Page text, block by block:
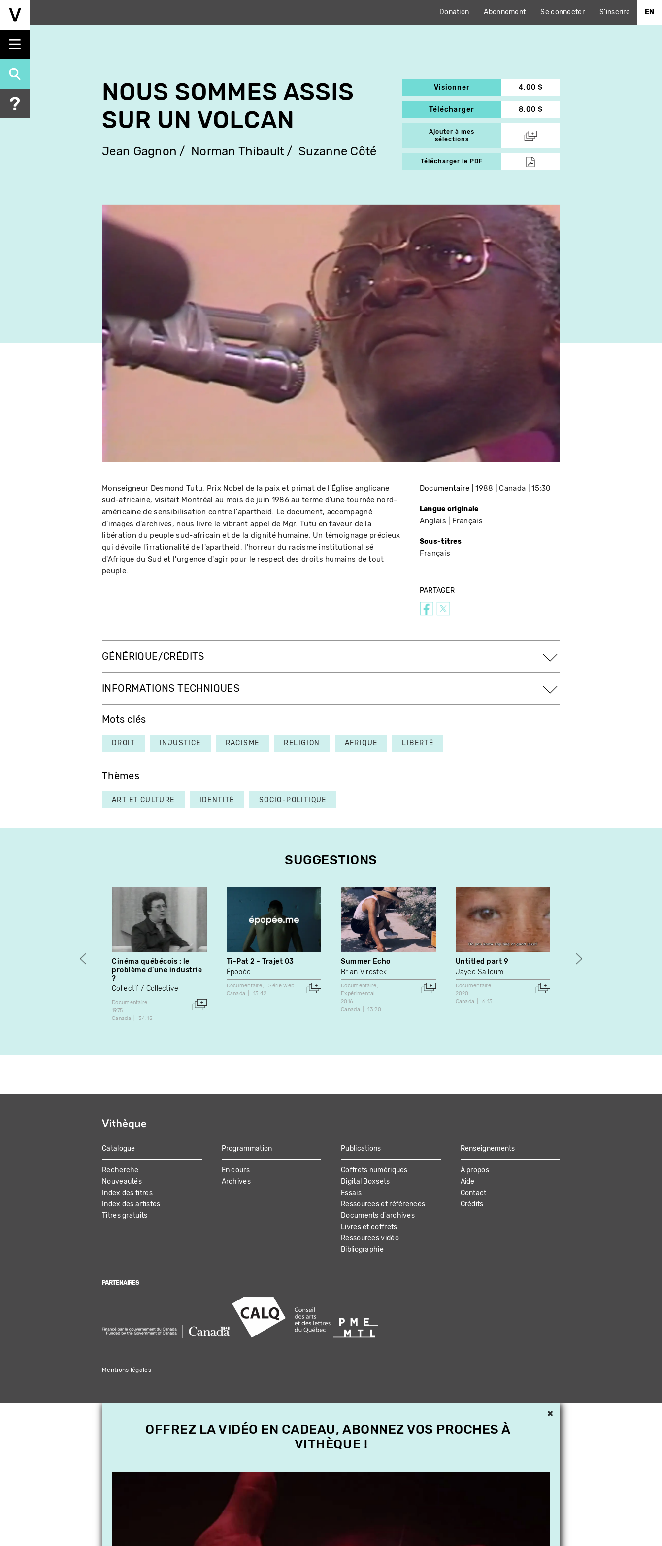
Aller
principal
Donation Abonnement Se connecter S'inscrire EN
NOUS SOMMES ASSIS
SUR UN VOLCAN
Jean Gagnon Norman Thibault Suzanne Côté
Visionner 4,00 $
Télécharger 8,00 $
Ajouter à mes
sélections
Télécharger le PDF
Monseigneur Desmond Tutu, Prix Nobel de la paix et primat de l'Église anglicane
sud-africaine, visitait Montréal au mois de juin 1986 au terme d'une tournée nord-
américaine de sensibilisation contre l'apartheid. Le document, accompagné
d'images d'archives, nous livre le vibrant appel de Mgr. Tutu en faveur de la
libération du peuple sud-africain et de la dignité humaine. Un témoignage précieux
qui dévoile l'irrationalité de l'apartheid, l'horreur du racisme institutionalisé
d'Afrique du Sud et l'urgence d'agir pour le respect des droits humains de tout
peuple.
Documentaire 1988 Canada 15:30
Langue originale
Anglais Français
Sous-titres
Français
PARTAGER
GÉNÉRIQUE/CRÉDITS
INFORMATIONS TECHNIQUES
Mots clés
DROIT INJUSTICE RACISME RELIGION AFRIQUE LIBERTÉ
Thèmes
ART ET CULTURE IDENTITÉ SOCIO-POLITIQUE
SUGGESTIONS
Cinéma québécois : le
problème d’une industrie
?
Collectif / Collective
Documentaire
1975
Canada
34:15
Ti-Pat 2 - Trajet 03
Épopée
Documentaire
Série web
Canada
13:42
Summer Echo
Brian Virostek
Documentaire
Expérimental
2016
Canada
13:20
Untitled part 9
Jayce Salloum
Documentaire
2020
Canada
6:13
The Art of Resistance
MAIN
NAVIGATION
Catalogue
Recherche
Nouveautés
Index des titres
Index des artistes
Titres gratuits
Programmation
En cours
Archives
Publications
Coffrets numériques
Digital Boxsets
Essais
Ressources et références
Documents d'archives
Livres et coffrets
Ressources vidéo
Bibliographie
Renseignements
À propos
Aide
Contact
Crédits
PARTENAIRES
Mentions légales
×
OFFREZ LA VIDÉO EN CADEAU, ABONNEZ VOS PROCHES À
VITHÈQUE !